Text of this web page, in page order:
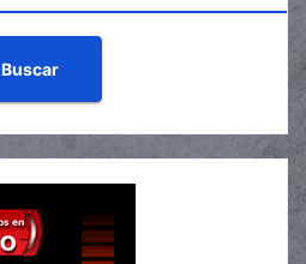
Buscar